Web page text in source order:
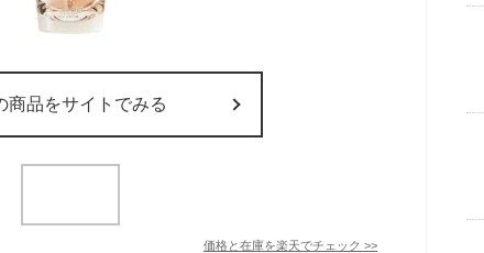
商品をサイトでみる
価格と在庫を楽天でチェック >>